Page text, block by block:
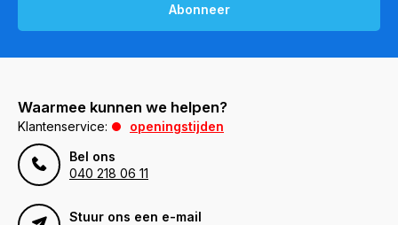
Abonneer
Waarmee kunnen we helpen?
Klantenservice:
openingstijden
Bel ons
040 218 06 11
Stuur ons een e-mail